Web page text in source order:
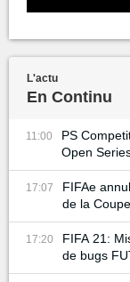
L'actu
En Continu
11:00
PS
Open
17:07
FIFAe
de la
17:20
FIFA 21:
de bugs